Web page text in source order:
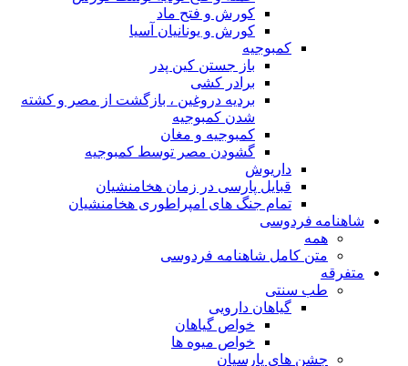
کورش و فتح ماد
کورش و یونانیان آسیا
کمبوجیه
باز جستن کین پدر
برادر کشی
بردیه دروغین ، بازگشت از مصر و کشته
شدن کمبوجیه
کمبوجیه و مغان
گشودن مصر توسط کمبوجیه
داریوش
قبایل پارسی در زمان هخامنشیان
تمام جنگ های امپراطوری هخامنشیان
شاهنامه فردوسی
همه
متن کامل شاهنامه فردوسی
متفرقه
طب سنتی
گیاهان دارویی
خواص گیاهان
خواص میوه ها
جشن های پارسیان